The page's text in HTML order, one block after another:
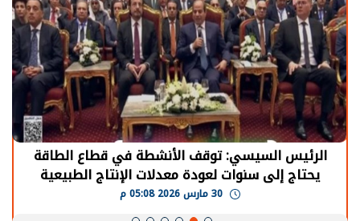
الرئيس السيسي: توقف الأنشطة في قطاع الطاقة
يحتاج إلى سنوات لعودة معدلات الإنتاج الطبيعية